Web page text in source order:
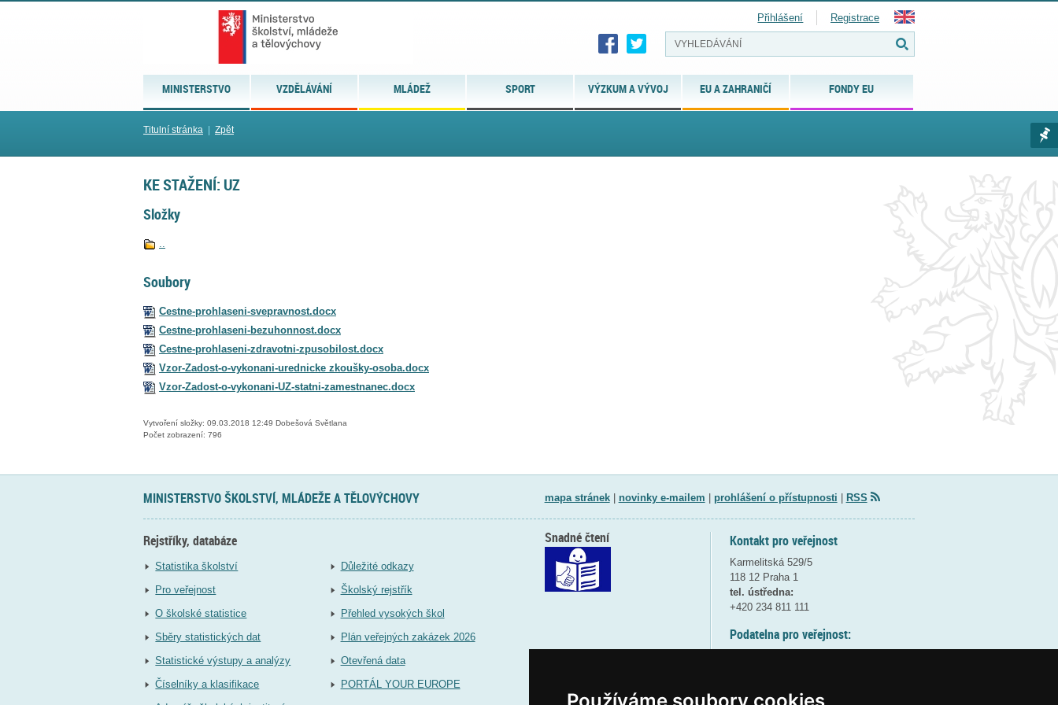
MINISTERSTVO VZDĚLÁVÁNÍ MLÁDEŽ SPORT VÝZKUM A VÝVOJ EU A ZAHRANIČÍ FONDY EU
Přihlášení Registrace
Titulní stránka Zpět
KE STAŽENÍ: UZ
Složky
..
Soubory
Cestne-prohlaseni-svepravnost.docx
Cestne-prohlaseni-bezuhonnost.docx
Cestne-prohlaseni-zdravotni-zpusobilost.docx
Vzor-Zadost-o-vykonani-urednicke zkoušky-osoba.docx
Vzor-Zadost-o-vykonani-UZ-statni-zamestnanec.docx
Vytvoření složky: 09.03.2018 12:49 Dobešová Světlana
Počet zobrazení: 796
MINISTERSTVO ŠKOLSTVÍ, MLÁDEŽE A TĚLOVÝCHOVY mapa stránek| novinky e-mailem prohlášení o přístupnosti RSS
Rejstříky, databáze
Statistika školství
Pro veřejnost
O školské statistice
Sběry statistických dat
Statistické výstupy a analýzy
Číselníky a klasifikace
Důležité odkazy
Školský rejstřík
Přehled vysokých škol
Plán veřejných zakázek 2026
Otevřená data
PORTÁL YOUR EUROPE
Kontakt pro veřejnost
Karmelitská 529/5
118 12 Praha 1
tel. ústředna:
+420 234 811 111
Podatelna pro veřejnost:
Snadné čtení